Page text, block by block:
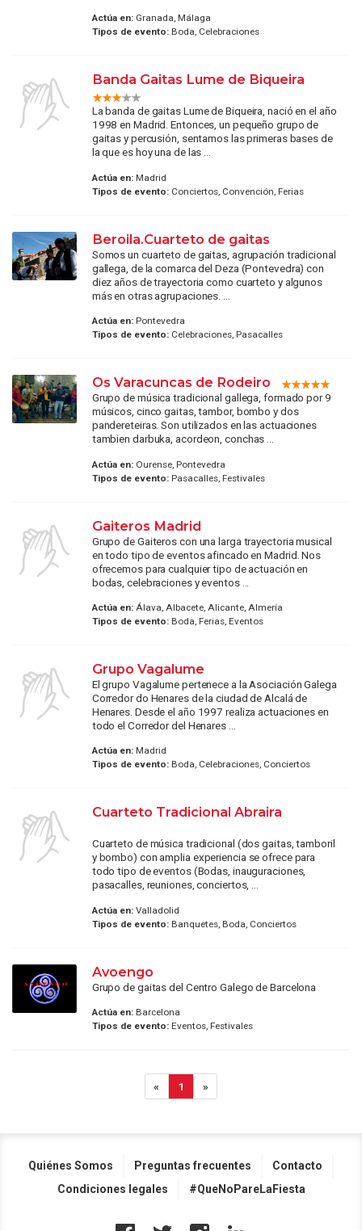
Actúa en:Granada, Málaga
Tipos de evento:Boda, Celebraciones
Banda Gaitas Lume de Biqueira
La banda de gaitas Lume de Biqueira, nació en el año
1998 en Madrid. Entonces, un pequeño grupo de
gaitas y percusión, sentamos las primeras bases de
la que es hoy una de las ...
Actúa en:Madrid
Tipos de evento:Conciertos, Convención, Ferias
Beroila.Cuarteto de gaitas
Somos un cuarteto de gaitas, agrupación tradicional
gallega, de la comarca del Deza (Pontevedra) con
diez años de trayectoria como cuarteto y algunos
más en otras agrupaciones. ...
Actúa en:Pontevedra
Tipos de evento:Celebraciones, Pasacalles
Os Varacuncas de Rodeiro
Grupo de música tradicional gallega, formado por 9
músicos, cinco gaitas, tambor, bombo y dos
pandereteiras. Son utilizados en las actuaciones
tambien darbuka, acordeon, conchas ...
Actúa en:Ourense, Pontevedra
Tipos de evento:Pasacalles, Festivales
Gaiteros Madrid
Grupo de Gaiteros con una larga trayectoria musical
en todo tipo de eventos afincado en Madrid. Nos
ofrecemos para cualquier tipo de actuación en
bodas, celebraciones y eventos ...
Actúa en:Álava, Albacete, Alicante, Almería
Tipos de evento:Boda, Ferias, Eventos
Grupo Vagalume
El grupo Vagalume pertenece a la Asociación Galega
Corredor do Henares de la ciudad de Alcalá de
Henares. Desde el año 1997 realiza actuaciones en
todo el Corredor del Henares ...
Actúa en:Madrid
Tipos de evento:Boda, Celebraciones, Conciertos
Cuarteto Tradicional Abraira
Cuarteto de música tradicional (dos gaitas, tamboril
y bombo) con amplia experiencia se ofrece para
todo tipo de eventos (Bodas, inauguraciones,
pasacalles, reuniones, conciertos, ...
Actúa en:Valladolid
Tipos de evento:Banquetes, Boda, Conciertos
Avoengo
Grupo de gaitas del Centro Galego de Barcelona
Actúa en:Barcelona
Tipos de evento:Eventos, Festivales
« 1 »
Quiénes Somos Preguntas frecuentes
Contacto
Condiciones legales
#QueNoPareLaFiesta